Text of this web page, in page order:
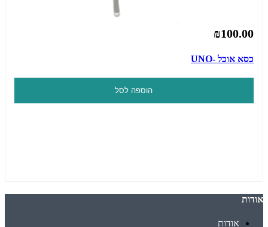
₪100.00
כסא אוכל -UNO
הוספה לסל
אודות
אודות